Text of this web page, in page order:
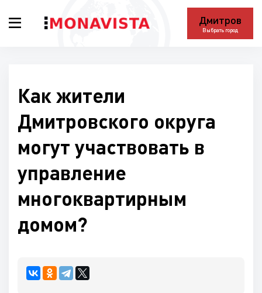
Дмитров
Выбрать город
Как жители
Дмитровского округа
могут участвовать в
управление
многоквартирным
домом?